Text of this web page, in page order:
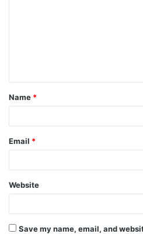
t
*
Name *
Email *
Website
Save my name, email, and